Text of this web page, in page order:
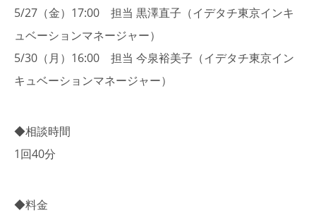
5/27（金）17:00 担当 黒澤直子（イデタチ東京インキ
ュベーションマネージャー）
5/30（月）16:00 担当 今泉裕美子（イデタチ東京イン
キュベーションマネージャー）
◆相談時間
1回40分
◆料金